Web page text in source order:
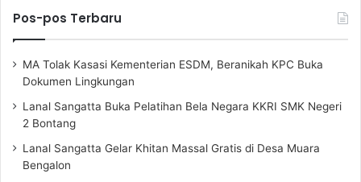
Pos-pos Terbaru
MA Tolak Kasasi Kementerian ESDM, Beranikah KPC Buka
Dokumen Lingkungan
Lanal Sangatta Buka Pelatihan Bela Negara KKRI SMK Negeri
2 Bontang
Lanal Sangatta Gelar Khitan Massal Gratis di Desa Muara
Bengalon